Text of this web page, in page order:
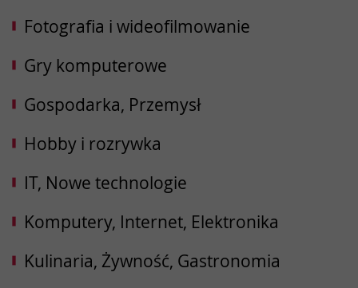
Fotografia i wideofilmowanie
Gry komputerowe
Gospodarka, Przemysł
Hobby i rozrywka
IT, Nowe technologie
Komputery, Internet, Elektronika
Kulinaria, Żywność, Gastronomia